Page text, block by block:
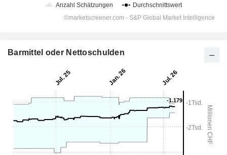
Barmittel oder Nettoschulden